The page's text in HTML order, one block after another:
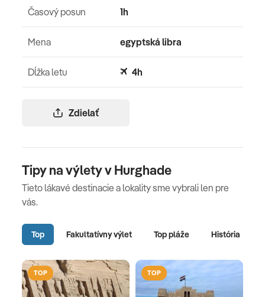
Zdielať
Časový posun 1h
Mena egyptská libra
Dĺžka letu 4h
Tipy na výlety v Hurghade
Tieto lákavé destinacie a lokality sme vybrali len pre
vás.
Top Fakultatívny výlet Top pláže História
TOP TOP